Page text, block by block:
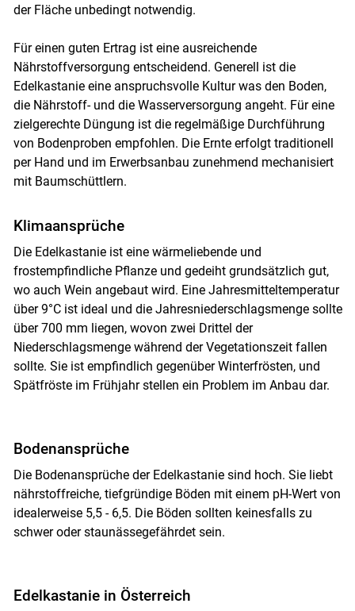
Skip to main content
der Fläche unbedingt notwendig.
Für einen guten Ertrag ist eine ausreichende
Nährstoffversorgung entscheidend. Generell ist die
Edelkastanie eine anspruchsvolle Kultur was den Boden,
die Nährstoff- und die Wasserversorgung angeht. Für eine
zielgerechte Düngung ist die regelmäßige Durchführung
von Bodenproben empfohlen. Die Ernte erfolgt traditionell
per Hand und im Erwerbsanbau zunehmend mechanisiert
mit Baumschüttlern.
Klimaansprüche
Die Edelkastanie ist eine wärmeliebende und
frostempfindliche Pflanze und gedeiht grundsätzlich gut,
wo auch Wein angebaut wird. Eine Jahresmitteltemperatur
über 9°C ist ideal und die Jahresniederschlagsmenge sollte
über 700 mm liegen, wovon zwei Drittel der
Niederschlagsmenge während der Vegetationszeit fallen
sollte. Sie ist empfindlich gegenüber Winterfrösten, und
Spätfröste im Frühjahr stellen ein Problem im Anbau dar.
Bodenansprüche
Die Bodenansprüche der Edelkastanie sind hoch. Sie liebt
nährstoffreiche, tiefgründige Böden mit einem pH-Wert von
idealerweise 5,5 - 6,5. Die Böden sollten keinesfalls zu
schwer oder staunässegefährdet sein.
Edelkastanie in Österreich